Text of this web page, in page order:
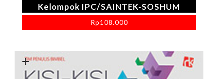
Kelompok IPC/SAINTEK-SOSHUM
Rp108.000
+